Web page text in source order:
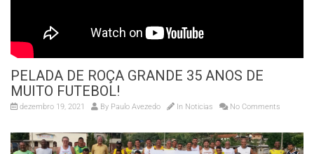
PELADA DE ROÇA GRANDE 35 ANOS DE
MUITO FUTEBOL!
dezembro 19, 2021 By Paulo Avezedo In Noticias No Comments